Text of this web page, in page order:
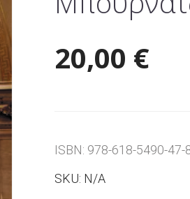
20,00 €
ISBN: 978-618-5490-47-
SKU: N/A